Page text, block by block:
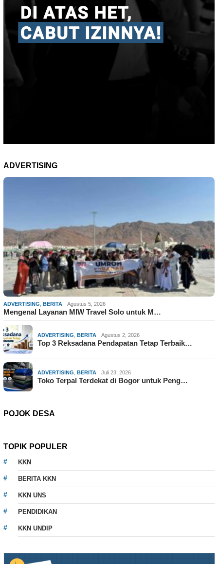
ADVERTISING
ADVERTISING BERITA Agustus 5, 2026
Mengenal Layanan MIW Travel Solo untuk M…
ADVERTISING BERITA Agustus 2, 2026
Top 3 Reksadana Pendapatan Tetap Terbaik…
ADVERTISING BERITA Juli 23, 2026
Toko Terpal Terdekat di Bogor untuk Peng…
POJOK DESA
TOPIK POPULER
KKN
BERITA KKN
KKN UNS
PENDIDIKAN
KKN UNDIP